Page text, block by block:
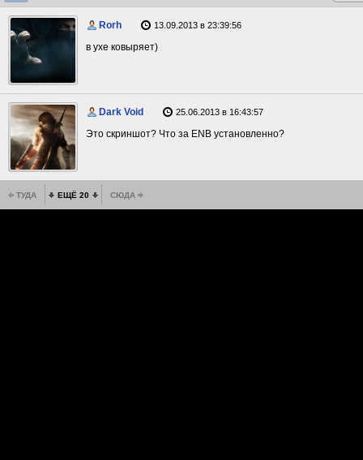
Rorh 13.09.2013 в 23:39:56
в ухе ковыряет)
Dark Void 25.06.2013 в 16:43:57
Это скриншот? Что за ENB установленно?
ТУДА ЕЩЁ 20 СЮДА